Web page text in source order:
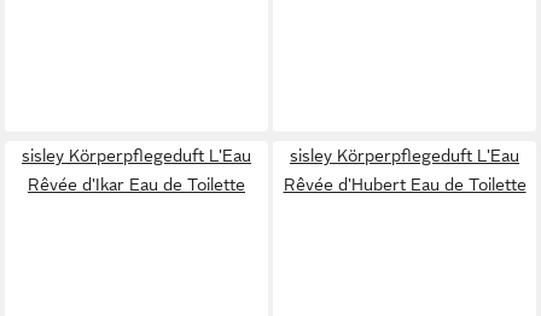
sisley Körperpflegeduft L'Eau
Rêvée d'Ikar Eau de Toilette
sisley Körperpflegeduft L'Eau
Rêvée d'Hubert Eau de Toilette